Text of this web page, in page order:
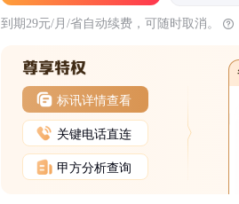
到期29元/月/省自动续费，可随时取消。
标讯详情查看
关键电话直连
甲方分析查询